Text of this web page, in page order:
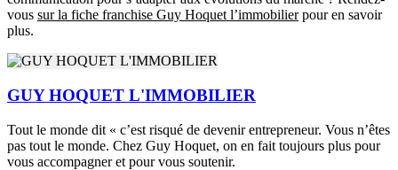
vous sur la fiche franchise Guy Hoquet l’immobilierpour en savoir
plus.
GUY HOQUET L'IMMOBILIER
Tout le monde dit « c’est risqué de devenir entrepreneur. Vous n’êtes
pas tout le monde. Chez Guy Hoquet, on en fait toujours plus pour
vous accompagner et pour vous soutenir.